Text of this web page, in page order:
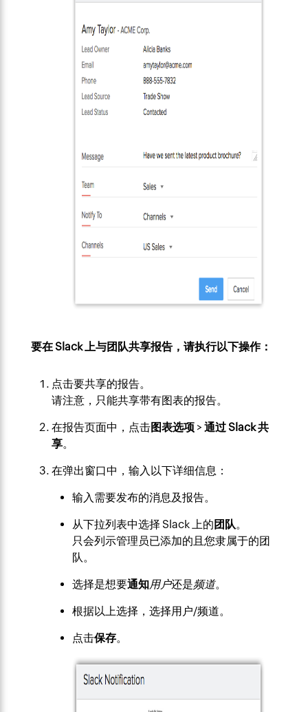
要在 Slack 上与团队共享报告，请执行以下操作：
点击要共享的报告。
请注意，只能共享带有图表的报告。
在报告页面中，点击图表选项> 通过 Slack 共
享。
在弹出窗口中，输入以下详细信息：
输入需要发布的消息及报告。
从下拉列表中选择 Slack 上的 团队。
只会列示管理员已添加的且您隶属于的团
队。
选择是想要通知用户还是频道。
根据以上选择，选择用户/频道。
点击保存。